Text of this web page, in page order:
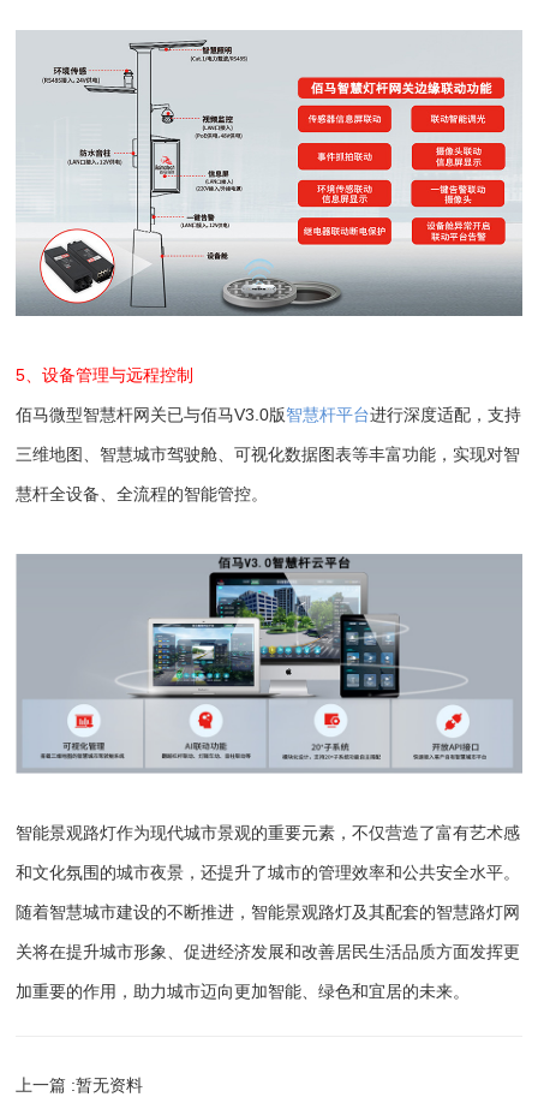
5、设备管理与远程控制
佰马微型智慧杆网关已与佰马V3.0版智慧杆平台进行深度适配，支持
三维地图、智慧城市驾驶舱、可视化数据图表等丰富功能，实现对智
慧杆全设备、全流程的智能管控。
智能景观路灯作为现代城市景观的重要元素，不仅营造了富有艺术感
和文化氛围的城市夜景，还提升了城市的管理效率和公共安全水平。
随着智慧城市建设的不断推进，智能景观路灯及其配套的智慧路灯网
关将在提升城市形象、促进经济发展和改善居民生活品质方面发挥更
加重要的作用，助力城市迈向更加智能、绿色和宜居的未来。
上一篇 :暂无资料